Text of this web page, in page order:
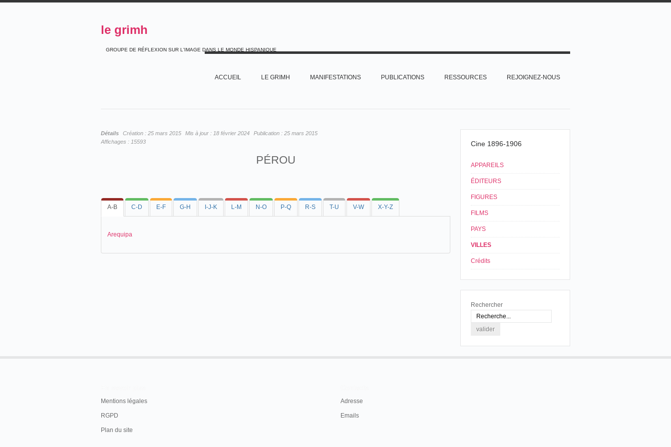
le grimh
GROUPE DE RÉFLEXION SUR L'IMAGE DANS LE MONDE HISPANIQUE
ACCUEIL LE GRIMH MANIFESTATIONS PUBLICATIONS RESSOURCES REJOIGNEZ-NOUS
Détails Création : 25 mars 2015 Mis à jour : 18 février 2024 Publication : 25 mars 2015
Affichages : 15593
PÉROU
A-B C-D E-F G-H I-J-K L-M N-O P-Q R-S T-U V-W X-Y-Z
Arequipa
Cine 1896-1906
APPAREILS
ÉDITEURS
FIGURES
FILMS
PAYS
VILLES
Crédits
Rechercher
Mentions légales
RGPD
Plan du site
Adresse
Emails